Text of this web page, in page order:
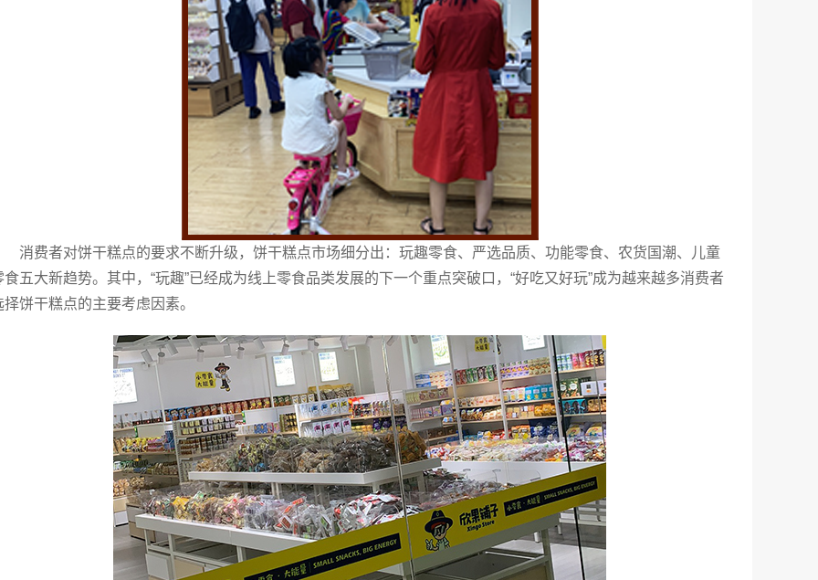
消费者对饼干糕点的要求不断升级，饼干糕点市场细分出：玩趣零食、严选品质、功能零食、农货国潮、儿童
食五大新趋势。其中，“玩趣”已经成为线上零食品类发展的下一个重点突破口，“好吃又好玩”成为越来越多消费者
择饼干糕点的主要考虑因素。